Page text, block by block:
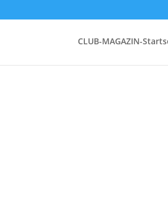
CLUB-MAGAZIN-